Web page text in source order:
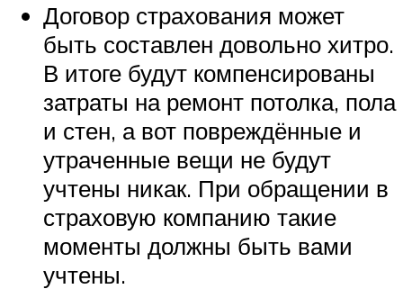
Договор страхования может
быть составлен довольно хитро.
В итоге будут компенсированы
затраты на ремонт потолка, пола
и стен, а вот повреждённые и
утраченные вещи не будут
учтены никак. При обращении в
страховую компанию такие
моменты должны быть вами
учтены.